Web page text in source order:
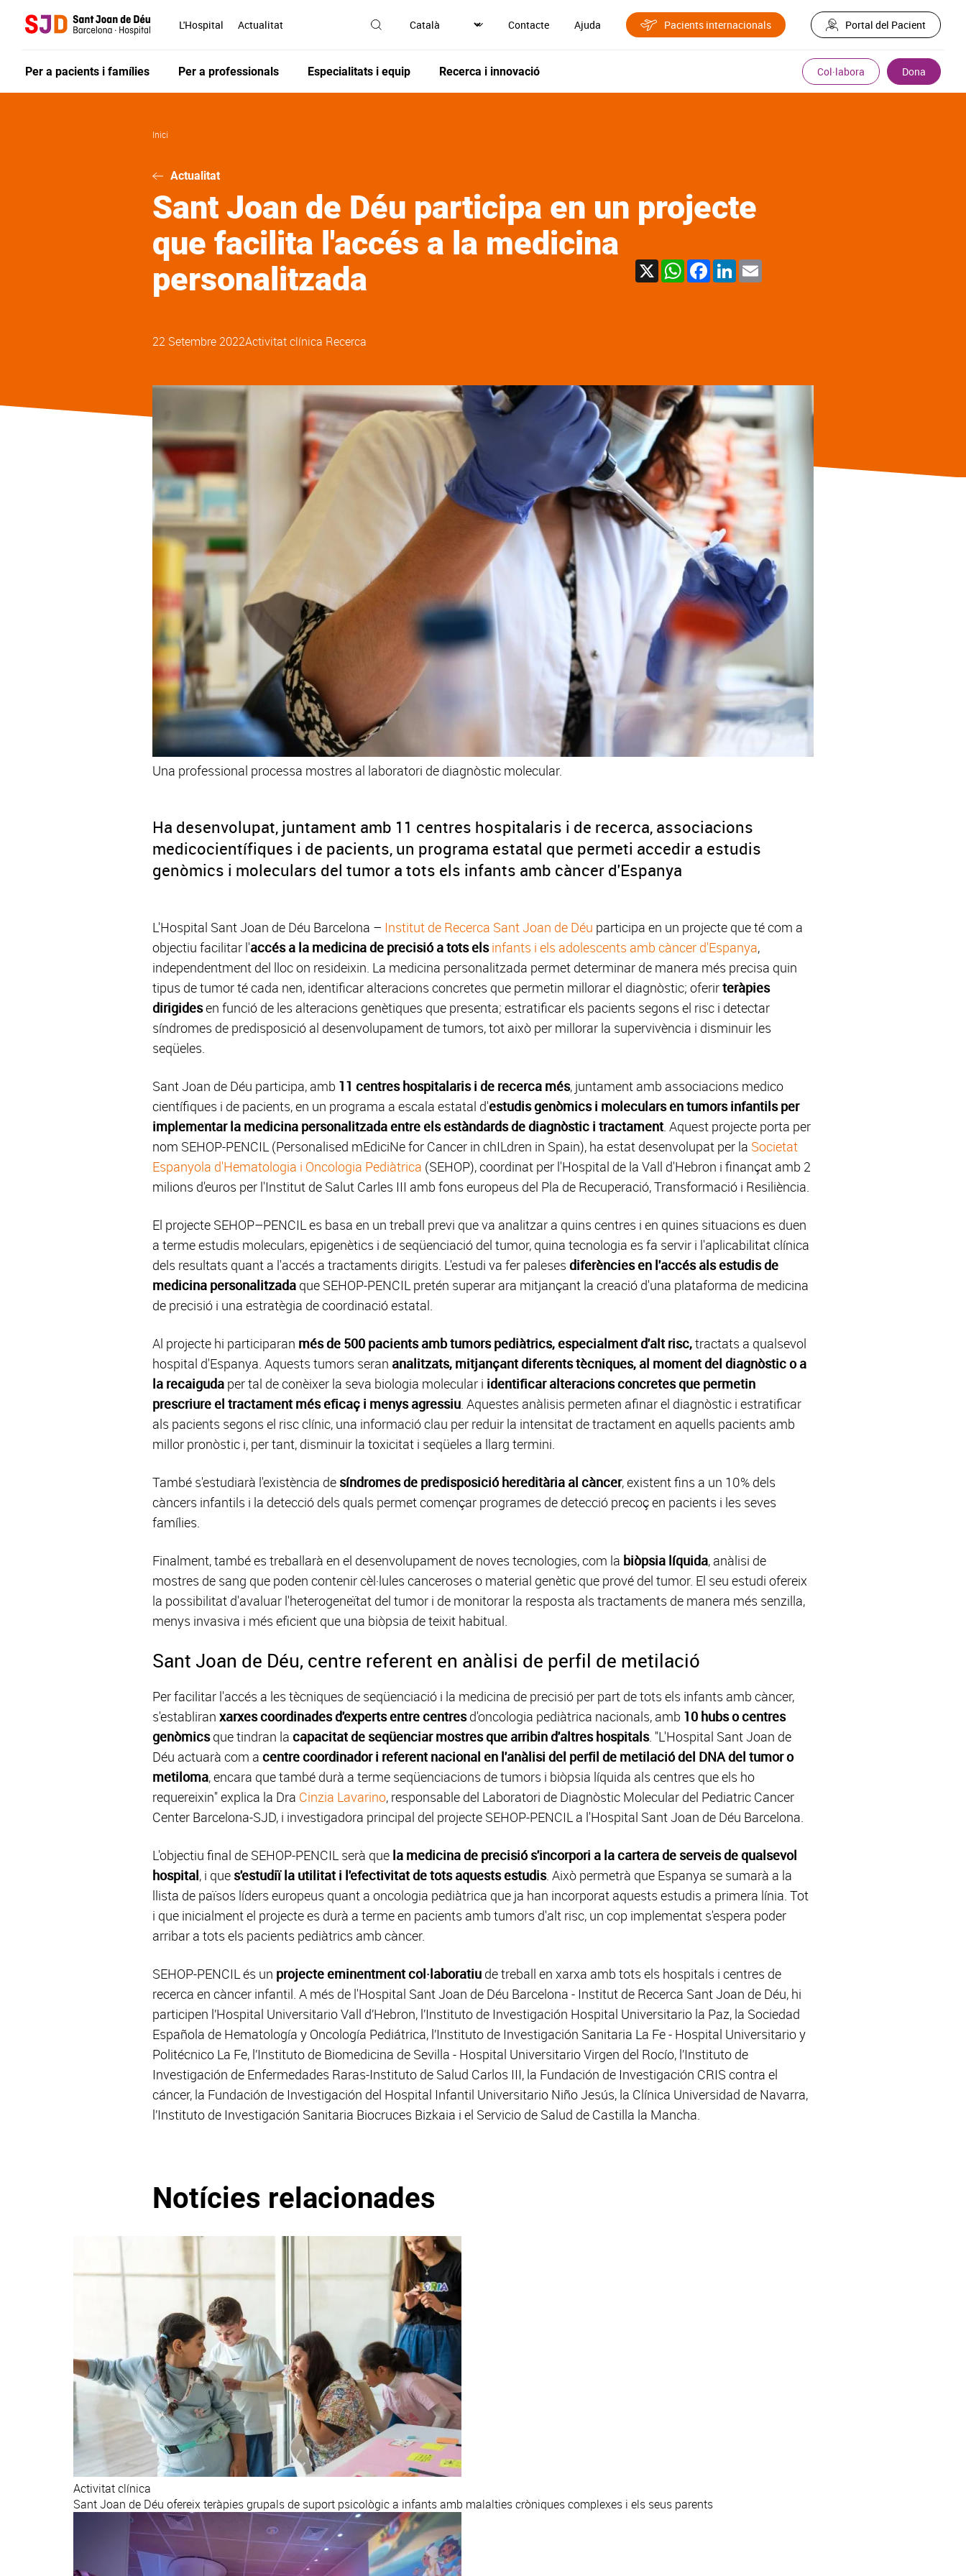
L'Hospital Actualitat Contacte Ajuda Pacients internacionals Portal del Pacient
Per a pacients i famílies Per a professionals Especialitats i equip Recerca i innovació Col·labora Dona
Inici
Actualitat
Sant Joan de Déu participa en un projecte
que facilita l'accés a la medicina
personalitzada
X WhatsAppFacebook
LinkedIn
22 Setembre 2022Activitat clínica Recerca
Una professional processa mostres al laboratori de diagnòstic molecular.
Ha desenvolupat, juntament amb 11 centres hospitalaris i de recerca, associacions
medicocientífiques i de pacients, un programa estatal que permeti accedir a estudis
genòmics i moleculars del tumor a tots els infants amb càncer d'Espanya
L'Hospital Sant Joan de Déu Barcelona – Institut de Recerca Sant Joan de Déu participa en un projecte que té com a
objectiu facilitar l'accés a la medicina de precisió a tots elsinfants i els adolescents amb càncer d'Espanya,
independentment del lloc on resideixin. La medicina personalitzada permet determinar de manera més precisa quin
tipus de tumor té cada nen, identificar alteracions concretes que permetin millorar el diagnòstic; oferirteràpies
dirigidesen funció de les alteracions genètiques que presenta; estratificar els pacients segons el risc i detectar
síndromes de predisposició al desenvolupament de tumors, tot això per millorar la supervivència i disminuir les
seqüeles.
Sant Joan de Déu participa, amb 11 centres hospitalaris i de recerca més, juntament amb associacions medico
científiques i de pacients, en un programa a escala estatal d'estudis genòmics i moleculars en tumors infantils per
implementar la medicina personalitzada entre els estàndards de diagnòstic i tractament. Aquest projecte porta per
nom SEHOP-PENCIL (Personalised mEdiciNe for Cancer in chILdren in Spain), ha estat desenvolupat per la Societat
Espanyola d'Hematologia i Oncologia Pediàtrica (SEHOP), coordinat per l'Hospital de la Vall d'Hebron i finançat amb 2
milions d'euros per l'Institut de Salut Carles III amb fons europeus del Pla de Recuperació, Transformació i Resiliència.
El projecte SEHOP–PENCIL es basa en un treball previ que va analitzar a quins centres i en quines situacions es duen
a terme estudis moleculars, epigenètics i de seqüenciació del tumor, quina tecnologia es fa servir i l'aplicabilitat clínica
dels resultats quant a l'accés a tractaments dirigits. L'estudi va fer paleses diferències en l'accés als estudis de
medicina personalitzada que SEHOP-PENCIL pretén superar ara mitjançant la creació d'una plataforma de medicina
de precisió i una estratègia de coordinació estatal.
Al projecte hi participaran més de 500 pacients amb tumors pediàtrics, especialment d'alt risc,tractats a qualsevol
hospital d'Espanya. Aquests tumors seran analitzats, mitjançant diferents tècniques, al moment del diagnòstic o a
la recaiguda per tal de conèixer la seva biologia molecular i identificar alteracions concretes que permetin
prescriure el tractament més eficaç i menys agressiu. Aquestes anàlisis permeten afinar el diagnòstic i estratificar
als pacients segons el risc clínic, una informació clau per reduir la intensitat de tractament en aquells pacients amb
millor pronòstic i, per tant, disminuir la toxicitat i seqüeles a llarg termini.
També s'estudiarà l'existència de síndromes de predisposició hereditària al càncer, existent fins a un 10% dels
càncers infantils i la detecció dels quals permet començar programes de detecció precoç en pacients i les seves
famílies.
Finalment, també es treballarà en el desenvolupament de noves tecnologies, com la biòpsia líquida, anàlisi de
mostres de sang que poden contenir cèl·lules canceroses o material genètic que prové del tumor. El seu estudi ofereix
la possibilitat d'avaluar l'heterogeneïtat del tumor i de monitorar la resposta als tractaments de manera més senzilla,
menys invasiva i més eficient que una biòpsia de teixit habitual.
Sant Joan de Déu, centre referent en anàlisi de perfil de metilació
Per facilitar l'accés a les tècniques de seqüenciació i la medicina de precisió per part de tots els infants amb càncer,
s'establiran xarxes coordinades d'experts entre centresd'oncologia pediàtrica nacionals, amb 10 hubs o centres
genòmicsque tindran la capacitat de seqüenciar mostres que arribin d'altres hospitals. "L'Hospital Sant Joan de
Déu actuarà com a centre coordinador i referent nacional en l'anàlisi del perfil de metilació del DNA del tumor o
metiloma, encara que també durà a terme seqüenciacions de tumors i biòpsia líquida als centres que els ho
requereixin" explica la Dra Cinzia Lavarino, responsable del Laboratori de Diagnòstic Molecular del Pediatric Cancer
Center Barcelona-SJD, i investigadora principal del projecte SEHOP-PENCIL a l'Hospital Sant Joan de Déu Barcelona.
L'objectiu final de SEHOP-PENCIL serà que la medicina de precisió s'incorpori a la cartera de serveis de qualsevol
hospital, i que s'estudiï la utilitat i l'efectivitat de tots aquests estudis. Això permetrà que Espanya se sumarà a la
llista de països líders europeus quant a oncologia pediàtrica que ja han incorporat aquests estudis a primera línia. Tot
i que inicialment el projecte es durà a terme en pacients amb tumors d'alt risc, un cop implementat s'espera poder
arribar a tots els pacients pediàtrics amb càncer.
SEHOP-PENCIL és un projecte eminentment col·laboratiu de treball en xarxa amb tots els hospitals i centres de
recerca en càncer infantil. A més de l'Hospital Sant Joan de Déu Barcelona - Institut de Recerca Sant Joan de Déu, hi
participen l’Hospital Universitario Vall d’Hebron, l’Instituto de Investigación Hospital Universitario la Paz, la Sociedad
Española de Hematología y Oncología Pediátrica, l’Instituto de Investigación Sanitaria La Fe - Hospital Universitario y
Politécnico La Fe, l’Instituto de Biomedicina de Sevilla - Hospital Universitario Virgen del Rocío, l’Instituto de
Investigación de Enfermedades Raras-Instituto de Salud Carlos III, la Fundación de Investigación CRIS contra el
cáncer, la Fundación de Investigación del Hospital Infantil Universitario Niño Jesús, la Clínica Universidad de Navarra,
l’Instituto de Investigación Sanitaria Biocruces Bizkaia i el Servicio de Salud de Castilla la Mancha.
Notícies relacionades
Activitat clínica
Sant Joan de Déu ofereix teràpies grupals de suport psicològic a infants amb malalties cròniques complexes i els seus parents